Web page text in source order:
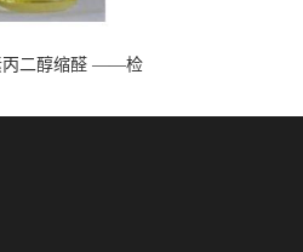
丙二醇缩醛 ——检